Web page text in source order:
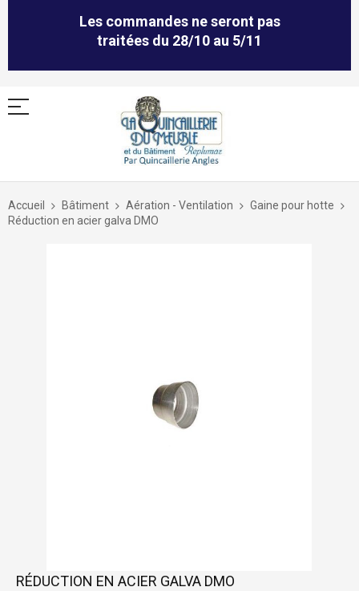
Les commandes ne seront pas
traitées du 28/10 au 5/11
Allez
contenu
Accueil Bâtiment Aération - Ventilation
Gaine pour hotte
Réduction en acier galva DMO
Skip
RÉDUCTION EN ACIER GALVA DMO